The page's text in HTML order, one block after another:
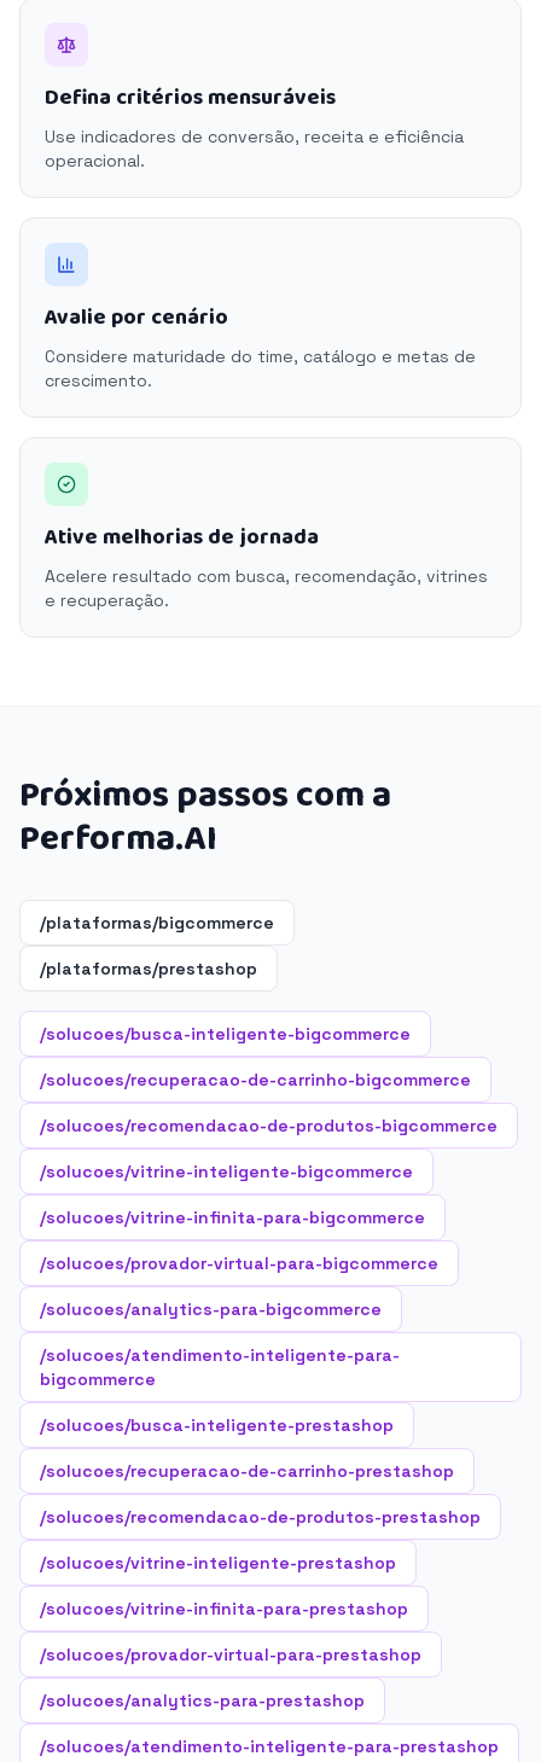
Defina critérios mensuráveis
Use indicadores de conversão, receita e eficiência
operacional.
Avalie por cenário
Considere maturidade do time, catálogo e metas de
crescimento.
Ative melhorias de jornada
Acelere resultado com busca, recomendação, vitrines
e recuperação.
Próximos passos com a
Performa.AI
/plataformas/bigcommerce
/plataformas/prestashop
/solucoes/busca-inteligente-bigcommerce
/solucoes/recuperacao-de-carrinho-bigcommerce
/solucoes/recomendacao-de-produtos-bigcommerce
/solucoes/vitrine-inteligente-bigcommerce
/solucoes/vitrine-infinita-para-bigcommerce
/solucoes/provador-virtual-para-bigcommerce
/solucoes/analytics-para-bigcommerce
/solucoes/atendimento-inteligente-para-
bigcommerce
/solucoes/busca-inteligente-prestashop
/solucoes/recuperacao-de-carrinho-prestashop
/solucoes/recomendacao-de-produtos-prestashop
/solucoes/vitrine-inteligente-prestashop
/solucoes/vitrine-infinita-para-prestashop
/solucoes/provador-virtual-para-prestashop
/solucoes/analytics-para-prestashop
/solucoes/atendimento-inteligente-para-prestashop